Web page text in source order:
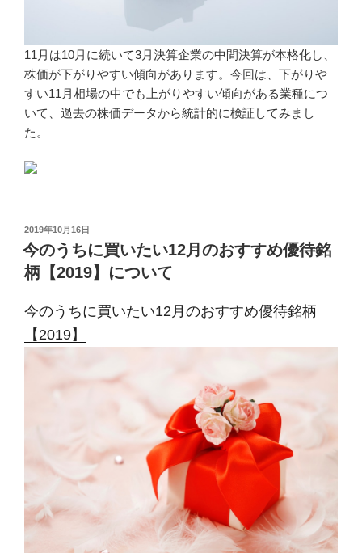
11月は10月に続いて3月決算企業の中間決算が本格化し、
株価が下がりやすい傾向があります。今回は、下がりや
すい11月相場の中でも上がりやすい傾向がある業種につ
いて、過去の株価データから統計的に検証してみまし
た。
投
稿
日:
2019年10月16日
今のうちに買いたい12月のおすすめ優待銘
柄【2019】について
今のうちに買いたい12月のおすすめ優待銘柄
【2019】